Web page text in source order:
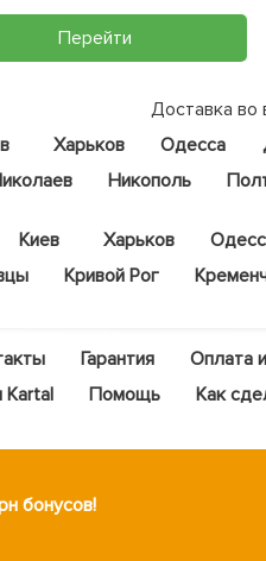
Перейти
Доставка во
Харьков Одесса
Никополь
Киев Харьков
Кривой Рог
Гарантия Оплата
Помощь Как
бонусов!